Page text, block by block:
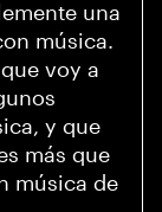
una
música.
voy a
y que
más que
música de